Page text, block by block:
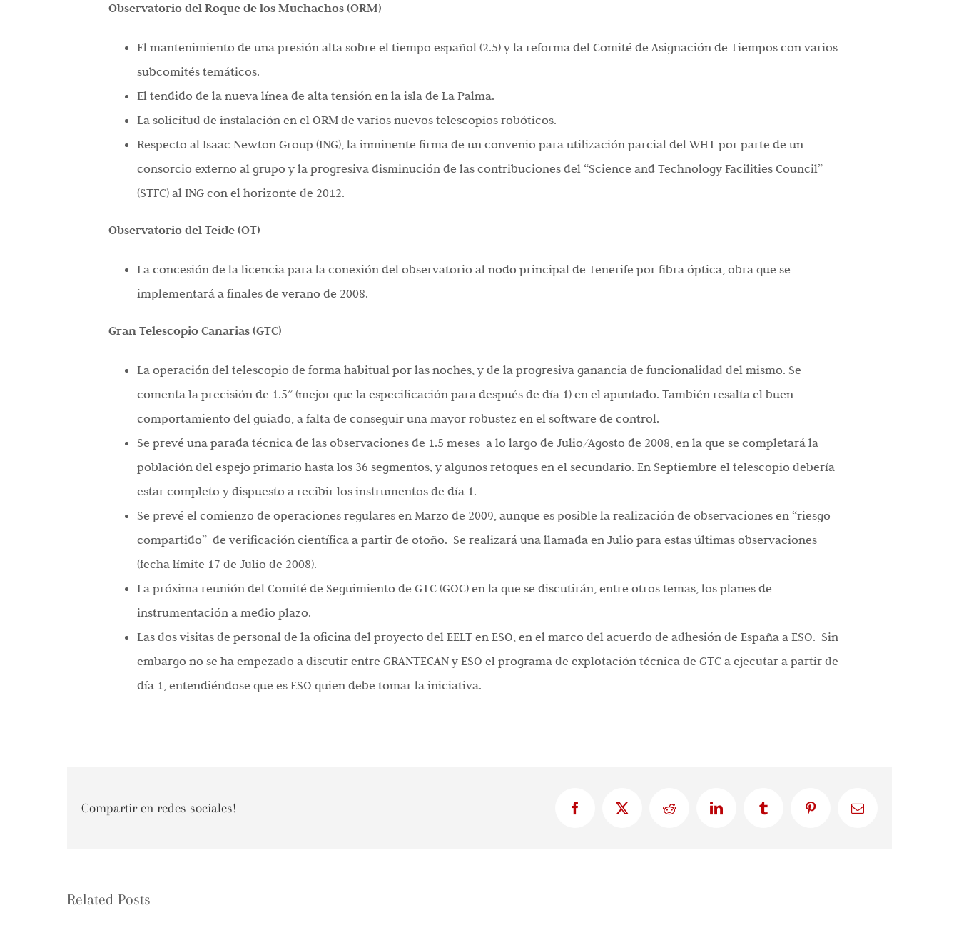
Observatorio del Roque de los Muchachos (ORM)
El mantenimiento de una presión alta sobre el tiempo español (2.5) y la reforma del Comité de Asignación de Tiempos con varios
subcomités temáticos.
El tendido de la nueva línea de alta tensión en la isla de La Palma.
La solicitud de instalación en el ORM de varios nuevos telescopios robóticos.
Respecto al Isaac Newton Group (ING), la inminente firma de un convenio para utilización parcial del WHT por parte de un
consorcio externo al grupo y la progresiva disminución de las contribuciones del “Science and Technology Facilities Council”
(STFC) al ING con el horizonte de 2012.
Observatorio del Teide (OT)
La concesión de la licencia para la conexión del observatorio al nodo principal de Tenerife por fibra óptica, obra que se
implementará a finales de verano de 2008.
Gran Telescopio Canarias (GTC)
La operación del telescopio de forma habitual por las noches, y de la progresiva ganancia de funcionalidad del mismo. Se
comenta la precisión de 1.5” (mejor que la especificación para después de día 1) en el apuntado. También resalta el buen
comportamiento del guiado, a falta de conseguir una mayor robustez en el software de control.
Se prevé una parada técnica de las observaciones de 1.5 meses a lo largo de Julio/Agosto de 2008, en la que se completará la
población del espejo primario hasta los 36 segmentos, y algunos retoques en el secundario. En Septiembre el telescopio debería
estar completo y dispuesto a recibir los instrumentos de día 1.
Se prevé el comienzo de operaciones regulares en Marzo de 2009, aunque es posible la realización de observaciones en “riesgo
compartido” de verificación científica a partir de otoño. Se realizará una llamada en Julio para estas últimas observaciones
(fecha límite 17 de Julio de 2008).
La próxima reunión del Comité de Seguimiento de GTC (GOC) en la que se discutirán, entre otros temas, los planes de
instrumentación a medio plazo.
Las dos visitas de personal de la oficina del proyecto del EELT en ESO, en el marco del acuerdo de adhesión de España a ESO. Sin
embargo no se ha empezado a discutir entre GRANTECAN y ESO el programa de explotación técnica de GTC a ejecutar a partir de
día 1, entendiéndose que es ESO quien debe tomar la iniciativa.
Compartir en redes sociales! FacebookX Reddit LinkedInTumblr PinterestEmail
Related Posts